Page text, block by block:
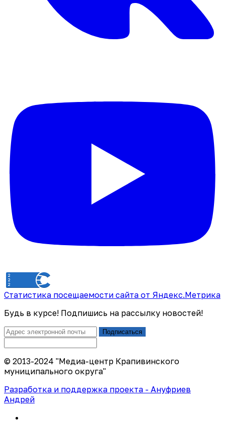
Статистика посещаемости сайта от Яндекс.Метрика
Будь в курсе! Подпишись на рассылку новостей!
Подписаться
© 2013-2024 "Медиа-центр Крапивинского
муниципального округа"
Разработка и поддержка проекта - Ануфриев
Андрей